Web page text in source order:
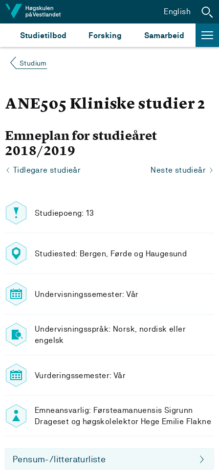
Hopp til innhald
Studietilbod Forsking Samarbeid
English
Studium
ANE505 Kliniske studier 2
Emneplan for studieåret
2018/2019
Tidlegare studieår Neste studieår
Studiepoeng: 13
Studiested: Bergen, Førde og Haugesund
Undervisningssemester: Vår
Undervisningsspråk: Norsk, nordisk eller
engelsk
Vurderingssemester: Vår
Emneansvarlig: Førsteamanuensis Sigrunn
Drageset og høgskolelektor Hege Emilie Flakne
Pensum-/litteraturliste